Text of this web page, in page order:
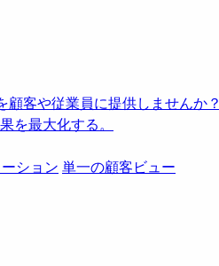
客や従業員に提供しませんか？
を最大化する。
ション 単一の顧客ビュー